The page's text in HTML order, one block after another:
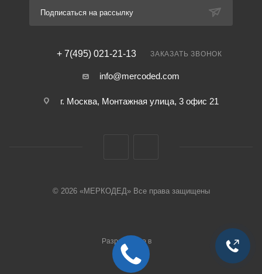
Подписаться на рассылку
+ 7(495) 021-21-13 ЗАКАЗАТЬ ЗВОНОК
info@mercoded.com
г. Москва, Монтажная улица, 3 офис 21
© 2026 «МЕРКОДЕД» Все права защищены
Разработано в